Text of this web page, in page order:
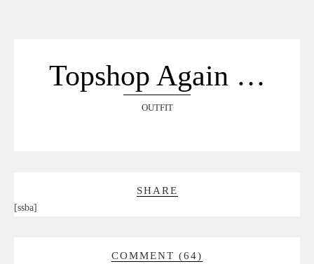
LOOKBOOK
RECHERCHE
ARCHIVES
Topshop Again …
OUTFIT
SHARE
[ssba]
COMMENT (64)